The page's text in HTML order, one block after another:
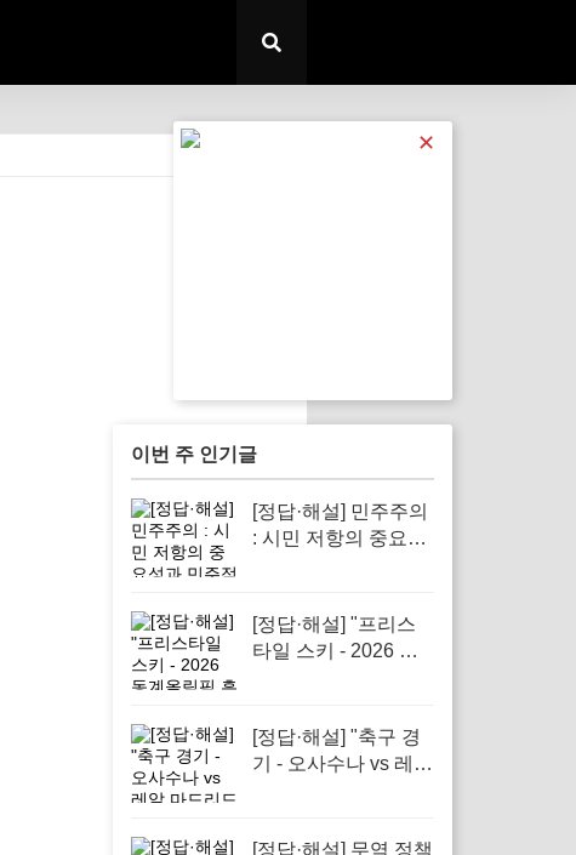
✕
이번 주 인기글
[정답·해설] 민주주의
: 시민 저항의 중요성
[정답·해설] "프리스
타일 스키 - 2026 동
[정답·해설] "축구 경
기 - 오사수나 vs 레알
[정답·해설] 무역 정책